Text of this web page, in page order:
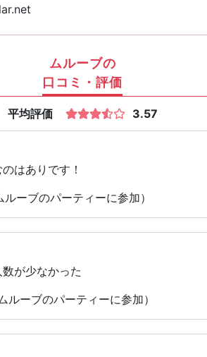
ムルーブの
口コミ・評価
平均評価 3.57
はありです！
ーブのパーティーに参加）
が少なかった
ーブのパーティーに参加）